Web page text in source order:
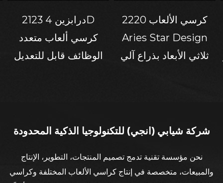
2123 درابزين 4D
كرسي ألعاب متعدد
الوظائف قابل للتعديل
كرسي الألعاب 2220
Aries Star Design
ثلاثي الأبعاد بذراع آلي
شركة شيابي (انجي) للتكنولوجيا الذكية المحدودة
نحن مؤسسة تقنية تدمج تصميم المنتجات، التطوير، الإنتاج
والمبيعات، متخصصة في إنتاج كراسي الألعاب المختلفة وكراسي